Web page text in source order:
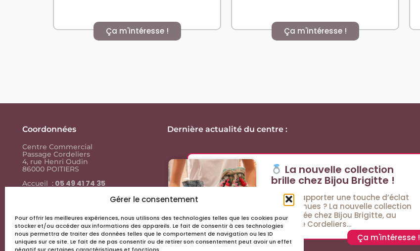
Gérer le consentement
Pour offrir les meilleures expériences, nous utilisons des technologies telles que les cookies pour
stocker et/ou accéder aux informations des appareils. Le fait de consentir à ces technologies
nous permettra de traiter des données telles que le comportement de navigation ou les ID
uniques sur ce site. Le fait de ne pas consentir ou de retirer son consentement peut avoir un effet
Ça m'intéresse ! Ça m'intéresse !
Coordonnées
Centre Commercial
Passage Cordeliers
4, rue Henri Oudin
86000 POITIERS
Accueil : 05 49 41 74 35
Liens utiles
Actus & events
Dernière actualité du centre :
La nouvelle collection
brille chez Bijou Brigitte !
Envie d’apporter une touche d’éclat
à vos tenues ? La nouvelle collection
est arrivée chez Bijou Brigitte, au
Passage Cordeliers...
Ça m'intéresse !